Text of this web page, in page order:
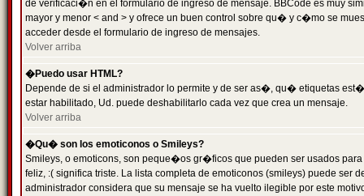
de verificaci�n en el formulario de ingreso de mensaje. BBCode es muy
mayor y menor < and > y ofrece un buen control sobre qu� y c�mo se
acceder desde el formulario de ingreso de mensajes.
Volver arriba
�Puedo usar HTML?
Depende de si el administrador lo permite y de ser as�, qu� etiquetas
estar habilitado, Ud. puede deshabilitarlo cada vez que crea un mensaje.
Volver arriba
�Qu� son los emoticonos o Smileys?
Smileys, o emoticons, son peque�os gr�ficos que pueden ser usados
feliz, :( significa triste. La lista completa de emoticonos (smileys) puede
administrador considera que su mensaje se ha vuelto ilegible por este